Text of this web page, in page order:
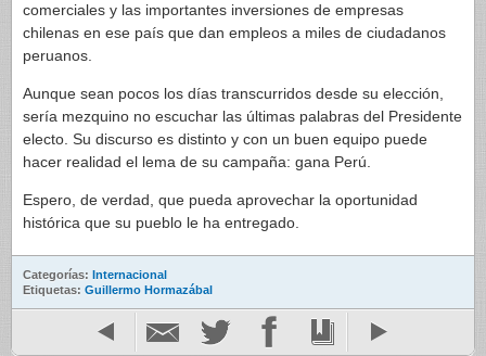
comerciales y las importantes inversiones de empresas
chilenas en ese país que dan empleos a miles de ciudadanos
peruanos.
Aunque sean pocos los días transcurridos desde su elección,
sería mezquino no escuchar las últimas palabras del Presidente
electo. Su discurso es distinto y con un buen equipo puede
hacer realidad el lema de su campaña: gana Perú.
Espero, de verdad, que pueda aprovechar la oportunidad
histórica que su pueblo le ha entregado.
Categorías: Internacional
Etiquetas: Guillermo Hormazábal